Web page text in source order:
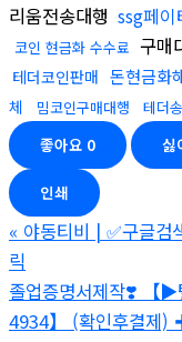
리움전송대행 ssg페
코인 현금화 수수료 구매
테더코인판매 돈현금화
체
밈코인구매대행 테더
좋아요 0 싫
인쇄
« 야동티비 | ✅구글검
릭
졸업증명서제작❣️ 【
4934】 (확인후결제